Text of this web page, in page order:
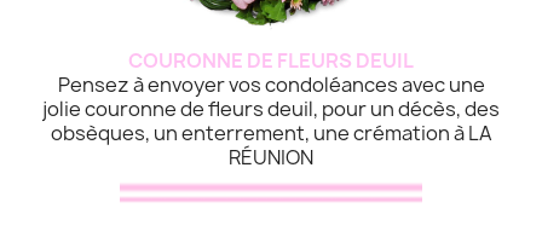
COURONNE DE FLEURS DEUIL
Pensez à envoyer vos condoléances avec une
jolie couronne de fleurs deuil, pour un décès, des
obsèques, un enterrement, une crémation à LA
RÉUNION